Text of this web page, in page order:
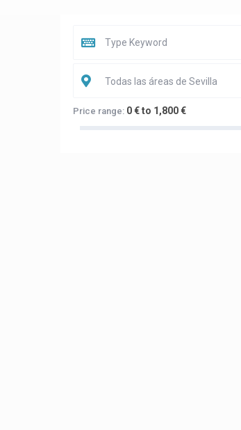
Todas las áreas de Sevilla
Price range: 0 € to 1,800 €